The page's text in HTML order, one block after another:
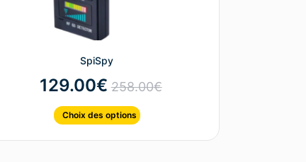
SpiSpy
258.00€
129.00€
Choix des options